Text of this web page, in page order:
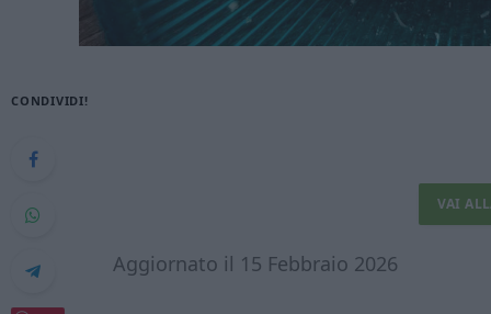
CONDIVIDI!
VAI
Aggiornato il 15 Febbraio 2026